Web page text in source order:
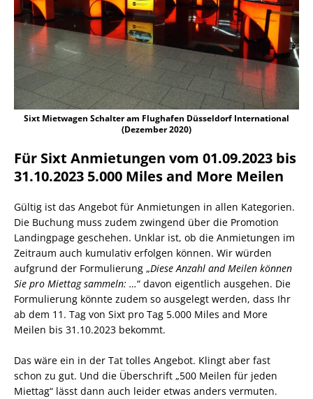
Sixt Mietwagen Schalter am Flughafen Düsseldorf International
(Dezember 2020)
Für Sixt Anmietungen vom 01.09.2023 bis
31.10.2023 5.000 Miles and More Meilen
Gültig ist das Angebot für Anmietungen in allen Kategorien.
Die Buchung muss zudem zwingend über die Promotion
Landingpage geschehen. Unklar ist, ob die Anmietungen im
Zeitraum auch kumulativ erfolgen können. Wir würden
aufgrund der Formulierung „Diese Anzahl and Meilen können
Sie pro Miettag sammeln: …“ davon eigentlich ausgehen. Die
Formulierung könnte zudem so ausgelegt werden, dass Ihr
ab dem 11. Tag von Sixt pro Tag 5.000 Miles and More
Meilen bis 31.10.2023 bekommt.
Das wäre ein in der Tat tolles Angebot. Klingt aber fast
schon zu gut. Und die Überschrift „500 Meilen für jeden
Miettag“ lässt dann auch leider etwas anders vermuten.